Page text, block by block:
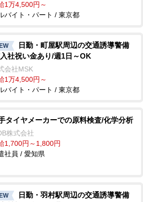
1万4,500円～
バイト・パート / 東京都
日勤・町屋駅周辺の交通誘導警備
社祝い金あり/週1日～OK
会社MSK
1万4,500円～
バイト・パート / 東京都
タイヤメーカーでの原料検査/化学分析
株式会社
1,700円～1,800円
社員 / 愛知県
日勤・羽村駅周辺の交通誘導警備